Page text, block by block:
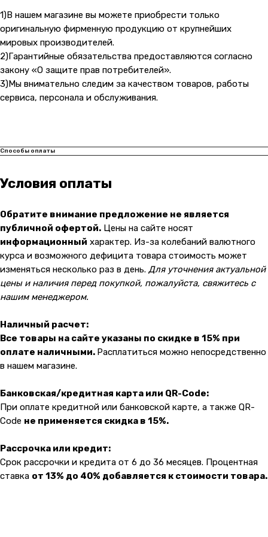
1)В нашем магазине вы можете приобрести только
оригинальную фирменную продукцию от крупнейших
мировых производителей.
2)Гарантийные обязательства предоставляются согласно
закону «О защите прав потребителей».
3)Мы внимательно следим за качеством товаров, работы
сервиса, персонала и обслуживания.
Способы оплаты
Условия оплаты
Обратите внимание предложение не является
публичной офертой. Цены на сайте носят
информационный характер. Из-за колебаний валютного
курса и возможного дефицита товара стоимость может
изменяться несколько раз в день. Для уточнения актуальной
цены и наличия перед покупкой, пожалуйста, свяжитесь с
нашим менеджером.
Наличный расчет:
Все товары на сайте указаны по скидке в 15% при
оплате наличными. Расплатиться можно непосредственно
в нашем магазине.
Банковская/кредитная карта или QR-Code:
При оплате кредитной или банковской карте, а также QR-
Code не применяется скидка в 15%.
Рассрочка или кредит:
Срок рассрочки и кредита от 6 до 36 месяцев. Процентная
ставка от 13% до 40% добавляется к стоимости товара.
Клиентам
Гарантии
Услуги
Оплата и доставка
Навигация
Каталог товаров
Для бизнеса
О компании
@ 2019-2026 imalik.ru |Политика конфиденциальности
Разработка: youx.agency